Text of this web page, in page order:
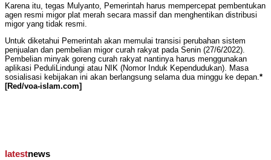
Karena itu, tegas Mulyanto, Pemerintah harus mempercepat pembentukan
agen resmi migor plat merah secara massif dan menghentikan distribusi
migor yang tidak resmi.
Untuk diketahui Pemerintah akan memulai transisi perubahan sistem
penjualan dan pembelian migor curah rakyat pada Senin (27/6/2022).
Pembelian minyak goreng curah rakyat nantinya harus menggunakan
aplikasi PeduliLindungi atau NIK (Nomor Induk Kependudukan). Masa
sosialisasi kebijakan ini akan berlangsung selama dua minggu ke depan.*
[Red/voa-islam.com]
latestnews